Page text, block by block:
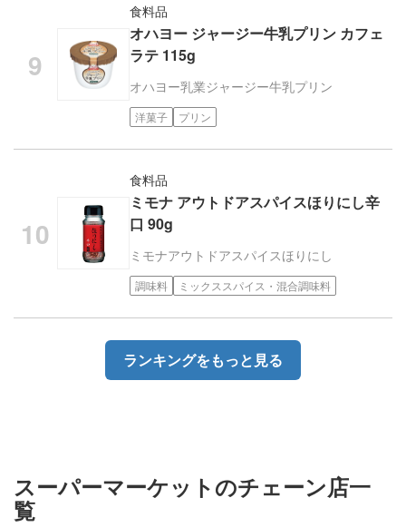
食料品
オハヨー ジャージー牛乳プリン カフェ
ラテ 115g
オハヨー乳業ジャージー牛乳プリン
洋菓子 プリン
食料品
ミモナ アウトドアスパイスほりにし辛
口 90g
ミモナアウトドアスパイスほりにし
調味料 ミックススパイス・混合調味料
ランキングをもっと見る
スーパーマーケットのチェーン店一
覧